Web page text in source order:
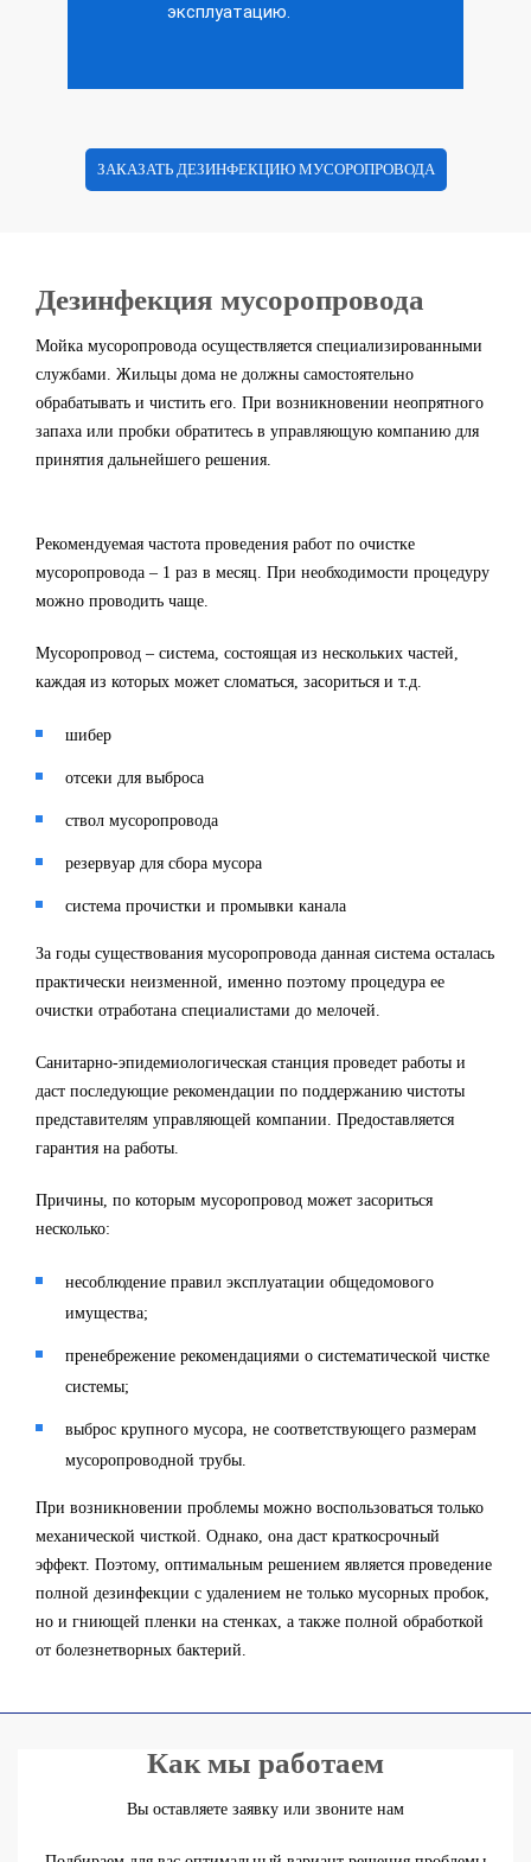
эксплуатацию.
ЗАКАЗАТЬ ДЕЗИНФЕКЦИЮ МУСОРОПРОВОДА
Дезинфекция мусоропровода
Мойка мусоропровода осуществляется специализированными
службами. Жильцы дома не должны самостоятельно
обрабатывать и чистить его. При возникновении неопрятного
запаха или пробки обратитесь в управляющую компанию для
принятия дальнейшего решения.
Рекомендуемая частота проведения работ по очистке
мусоропровода – 1 раз в месяц. При необходимости процедуру
можно проводить чаще.
Мусоропровод – система, состоящая из нескольких частей,
каждая из которых может сломаться, засориться и т.д.
шибер
отсеки для выброса
ствол мусоропровода
резервуар для сбора мусора
система прочистки и промывки канала
За годы существования мусоропровода данная система осталась
практически неизменной, именно поэтому процедура ее
очистки отработана специалистами до мелочей.
Санитарно-эпидемиологическая станция проведет работы и
даст последующие рекомендации по поддержанию чистоты
представителям управляющей компании. Предоставляется
гарантия на работы.
Причины, по которым мусоропровод может засориться
несколько:
несоблюдение правил эксплуатации общедомового
имущества;
пренебрежение рекомендациями о систематической чистке
системы;
выброс крупного мусора, не соответствующего размерам
мусоропроводной трубы.
При возникновении проблемы можно воспользоваться только
механической чисткой. Однако, она даст краткосрочный
эффект. Поэтому, оптимальным решением является проведение
полной дезинфекции с удалением не только мусорных пробок,
но и гниющей пленки на стенках, а также полной обработкой
от болезнетворных бактерий.
Как мы работаем
Вы оставляете заявку или звоните нам